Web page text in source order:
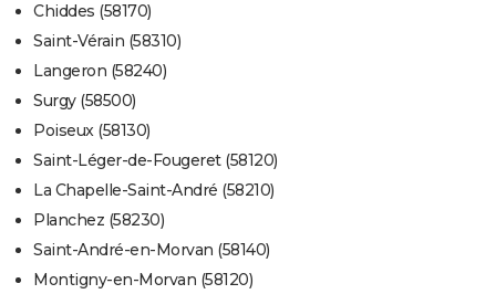
Chiddes (58170)
Saint-Vérain (58310)
Langeron (58240)
Surgy (58500)
Poiseux (58130)
Saint-Léger-de-Fougeret (58120)
La Chapelle-Saint-André (58210)
Planchez (58230)
Saint-André-en-Morvan (58140)
Montigny-en-Morvan (58120)